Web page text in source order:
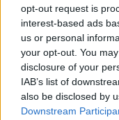
opt-out request is
interest-based ads
us or personal
your opt-out. You
disclosure of your
IAB’s list of
also be disclosed by
Downstream